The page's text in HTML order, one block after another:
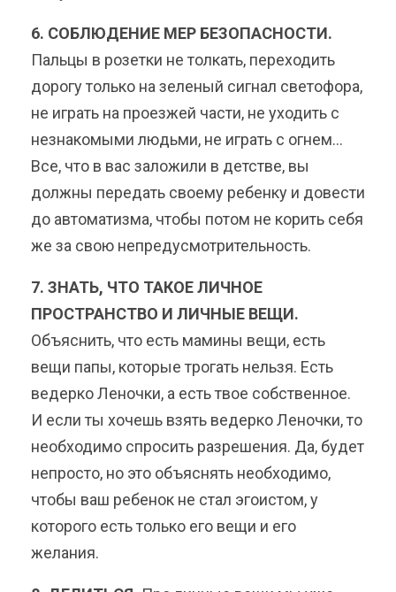
6. СОБЛЮДЕНИЕ МЕР БЕЗОПАСНОСТИ.
Пальцы в розетки не толкать, переходить
дорогу только на зеленый сигнал светофора,
не играть на проезжей части, не уходить с
незнакомыми людьми, не играть с огнем…
Все, что в вас заложили в детстве, вы
должны передать своему ребенку и довести
до автоматизма, чтобы потом не корить себя
же за свою непредусмотрительность.
7. ЗНАТЬ, ЧТО ТАКОЕ ЛИЧНОЕ
ПРОСТРАНСТВО И ЛИЧНЫЕ ВЕЩИ.
Объяснить, что есть мамины вещи, есть
вещи папы, которые трогать нельзя. Есть
ведерко Леночки, а есть твое собственное.
И если ты хочешь взять ведерко Леночки, то
необходимо спросить разрешения. Да, будет
непросто, но это объяснять необходимо,
чтобы ваш ребенок не стал эгоистом, у
которого есть только его вещи и его
желания.